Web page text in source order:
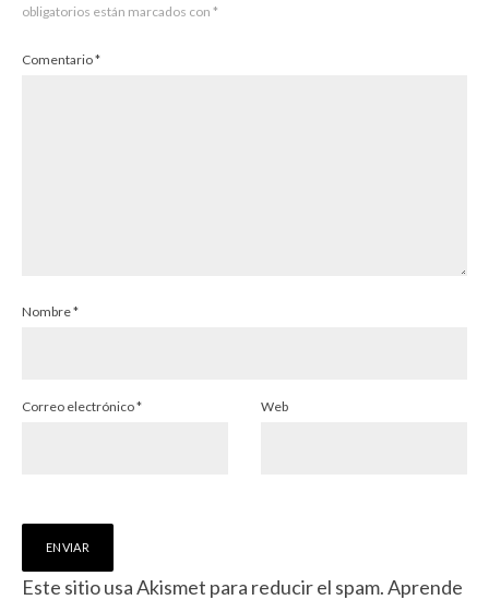
obligatorios están marcados con *
Comentario*
Nombre*
Correo electrónico* Web
Este sitio usa Akismet para reducir el spam.Aprende